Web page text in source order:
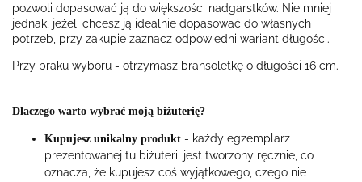
pozwoli dopasować ją do większości nadgarstków. Nie mniej
jednak, jeżeli chcesz ją idealnie dopasować do własnych
potrzeb, przy zakupie zaznacz odpowiedni wariant długości.
Przy braku wyboru - otrzymasz bransoletkę o długości 16 cm.
Dlaczego warto wybrać moją biżuterię?
Kupujesz unikalny produkt - każdy egzemplarz
prezentowanej tu biżuterii jest tworzony ręcznie, co
oznacza, że kupujesz coś wyjątkowego, czego nie